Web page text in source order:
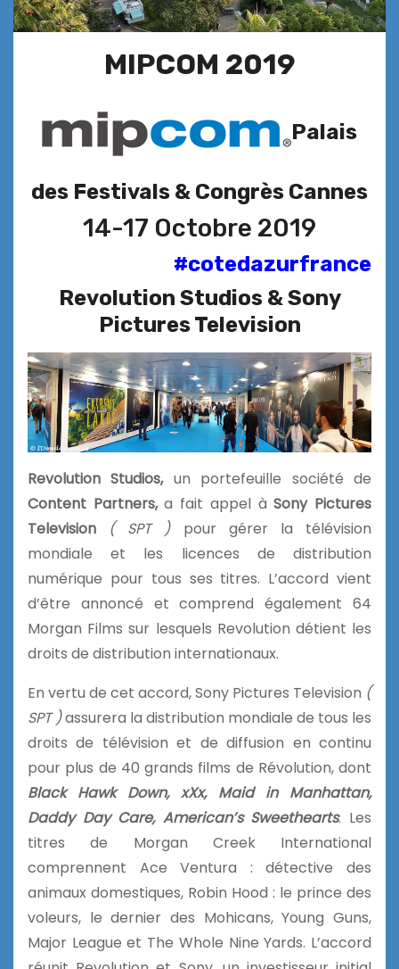
MIPCOM 2019
Palais
des Festivals & Congrès Cannes
14-17 Octobre 2019
#cotedazurfrance
Revolution Studios & Sony
Pictures Television
Revolution Studios,un portefeuille société de
Content Partners,a fait appel àSony Pictures
Television
( SPT )pour gérer la télévision
mondiale et les licences de distribution
numérique pour tous ses titres. L’accord vient
d’être annoncé et comprend également 64
Morgan Films sur lesquels Revolution détient les
droits de distribution internationaux.
En vertu de cet accord, Sony Pictures Television (
SPT )assurera la distribution mondiale de tous les
droits de télévision et de diffusion en continu
pour plus de 40 grands films de Révolution, dont
Black Hawk Down, xXx, Maid in Manhattan,
Daddy Day Care, American’s Sweethearts. Les
titres de Morgan Creek International
comprennent Ace Ventura : détective des
animaux domestiques, Robin Hood : le prince des
voleurs, le dernier des Mohicans, Young Guns,
Major League et The Whole Nine Yards. L’accord